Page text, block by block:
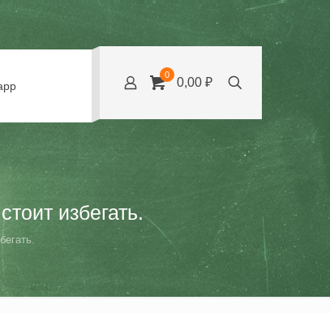
0
0,00 ₽
избегать.